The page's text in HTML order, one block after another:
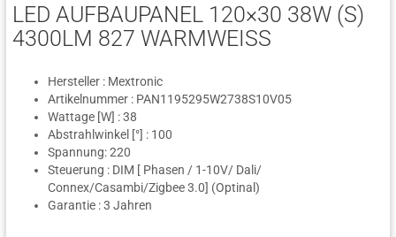
LED AUFBAUPANEL 120×30 38W (S)
4300LM 827 WARMWEISS
Hersteller : Mextronic
Artikelnummer : PAN1195295W2738S10V05
Wattage [W] : 38
Abstrahlwinkel [°] : 100
Spannung: 220
Steuerung : DIM [ Phasen / 1-10V/ Dali/
Connex/Casambi/Zigbee 3.0] (Optinal)
Garantie : 3 Jahren